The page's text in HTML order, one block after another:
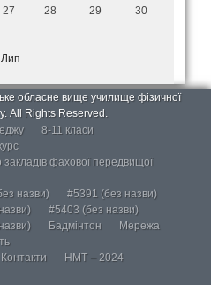
27 28 29 30
обласне вище училище фізичної
All Rights Reserved.
8-11 класи
фахової передвищої
назви)
#5391 (без назви)
#5403 (без назви)
Бадмінтон
Мережа
Контакти
НМТ – 2024